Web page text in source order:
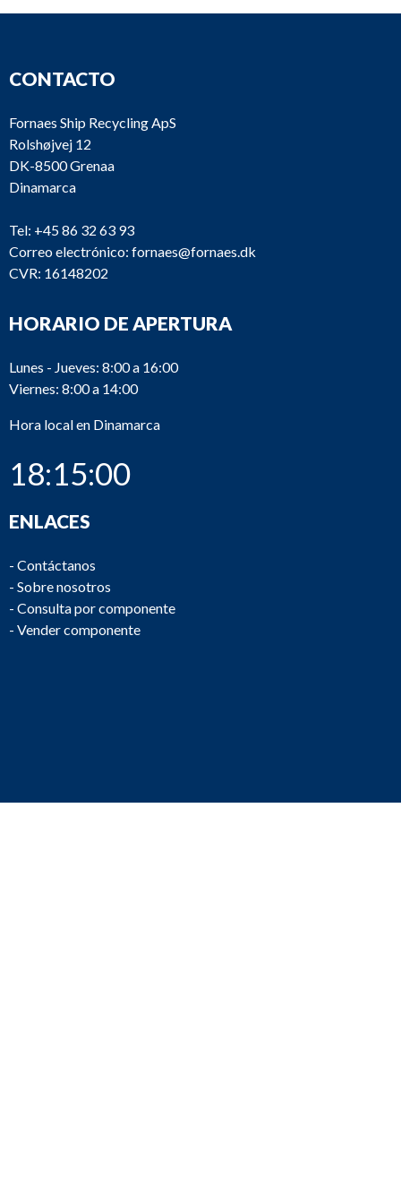
CONTACTO
Fornaes Ship Recycling ApS
Rolshøjvej 12
DK-8500 Grenaa
Dinamarca
Tel: +45 86 32 63 93
Correo electrónico: fornaes@fornaes.dk
CVR: 16148202
HORARIO DE APERTURA
Lunes - Jueves: 8:00 a 16:00
Viernes: 8:00 a 14:00
Hora local en Dinamarca
18:15:00
ENLACES
- Contáctanos
- Sobre nosotros
- Consulta por componente
- Vender componente